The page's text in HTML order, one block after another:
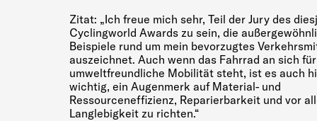
Zitat: „Ich freue mich sehr, Teil der Jury des
Cyclingworld Awards zu sein, die
Beispiele rund um mein bevorzugtes
auszeichnet. Auch wenn das Fahrrad an sich für
umweltfreundliche Mobilität steht, ist es auch
wichtig, ein Augenmerk auf Material- und
Ressourceneffizienz, Reparierbarkeit und vor
Langlebigkeit zu richten.“